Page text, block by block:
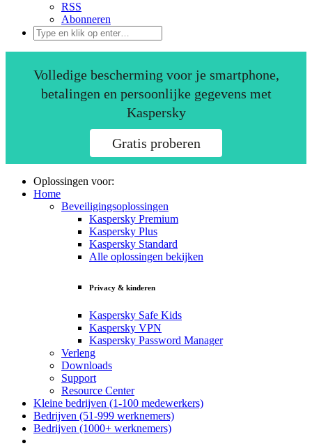
RSS
Abonneren
Volledige bescherming voor je smartphone,
betalingen en persoonlijke gegevens met
Kaspersky
Gratis proberen
Oplossingen voor:
Home
Beveiligingsoplossingen
Kaspersky Premium
Kaspersky Plus
Kaspersky Standard
Alle oplossingen bekijken
Privacy & kinderen
Kaspersky Safe Kids
Kaspersky VPN
Kaspersky Password Manager
Verleng
Downloads
Support
Resource Center
Kleine bedrijven (1-100 medewerkers)
Bedrijven (51-999 werknemers)
Bedrijven (1000+ werknemers)